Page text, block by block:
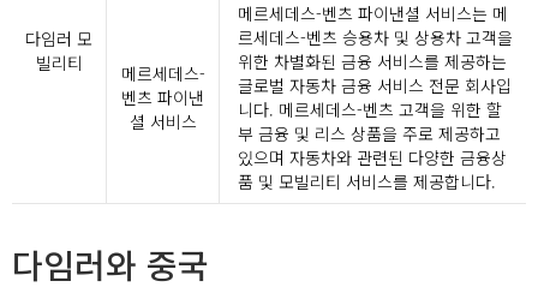
다임러 모
빌리티
메르세데스-
벤츠 파이낸
셜 서비스
메르세데스-벤츠 파이낸셜 서비스는 메
르세데스-벤츠 승용차 및 상용차 고객을
위한 차별화된 금융 서비스를 제공하는
글로벌 자동차 금융 서비스 전문 회사입
니다. 메르세데스-벤츠 고객을 위한 할
부 금융 및 리스 상품을 주로 제공하고
있으며 자동차와 관련된 다양한 금융상
품 및 모빌리티 서비스를 제공합니다.
다임러와 중국